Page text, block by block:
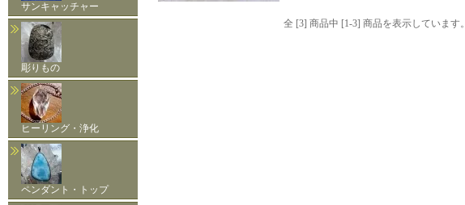
サンキャッチャー
彫りもの
ヒーリング・浄化
ペンダント・トップ
全 [3] 商品中 [1-3] 商品を表示しています。